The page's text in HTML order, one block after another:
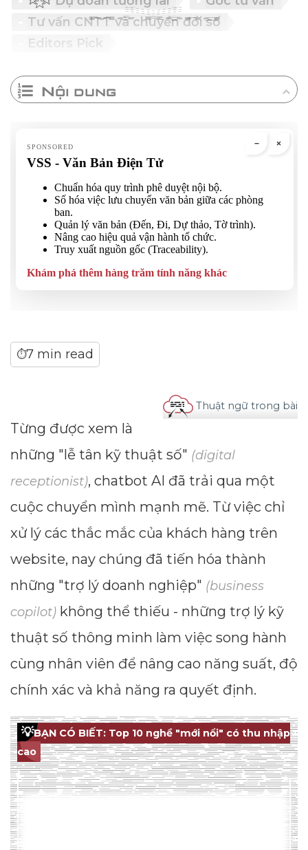
Tư vấn CNTT và chuyển đổi số
Editors Pick
Nội dung
⏱7 min read
Thuật ngữ trong bài
Từng được xem là
những "lễ tân kỹ thuật số" (digital
receptionist), chatbot AI đã trải qua một
cuộc chuyển mình mạnh mẽ. Từ việc chỉ
xử lý các thắc mắc của khách hàng trên
website, nay chúng đã tiến hóa thành
những "trợ lý doanh nghiệp" (business
copilot) không thể thiếu - những trợ lý kỹ
thuật số thông minh làm việc song hành
cùng nhân viên để nâng cao năng suất, độ
chính xác và khả năng ra quyết định.
💡BẠN CÓ BIẾT: Top 10 nghề "mới nổi" có thu nhập
cao